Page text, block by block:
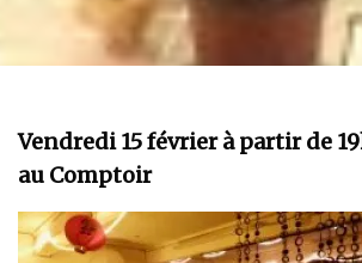
Vendredi 15 février à partir de
au Comptoir